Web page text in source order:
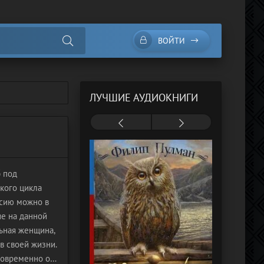
ВОЙТИ
под
цикла
можно в
на данной
женщина,
своей жизни.
она
ЛУЧШИЕ АУДИОКНИГИ